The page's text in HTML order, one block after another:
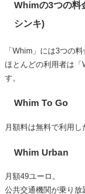
Whimの3つの料
シンキ)
「Whim」には3つの
ほとんどの利用者は「
す。
Whim To Go
月額料は無料で利用し
Whim Urban
月額49ユーロ。
公共交通機関が乗り放